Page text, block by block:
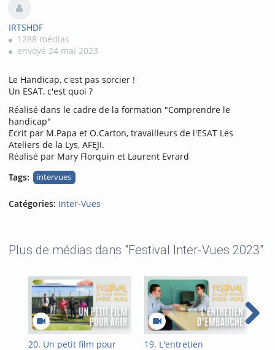
IRTSHDF
1288 médias
envoyé 24 mai 2023
Le Handicap, c'est pas sorcier !
Un ESAT, c'est quoi ?
Réalisé dans le cadre de la formation "Comprendre le
handicap"
Ecrit par M.Papa et O.Carton, travailleurs de l'ESAT Les
Ateliers de la Lys, AFEJI.
Réalisé par Mary Florquin et Laurent Evrard
Tags:
intervues
Catégories: Inter-Vues
Plus de médias dans "Festival Inter-Vues 2023"
20. Un petit film pour
19. L'entretien